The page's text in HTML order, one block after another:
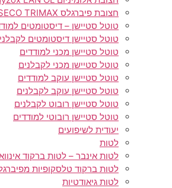
חצובת פיברגלס SECO TRIMAX
טוטל סטיישן – דיסטומטים
טוטל סטיישן דיסטומטים
טוטל סטיישן מכני למודדים
טוטל סטיישן מכני לקבלנים
טוטל סטיישן עוקב למודדים
טוטל סטיישן עוקב לקבלנים
טוטל סטיישן רובוט לקבלנים
טוטל סטיישן רובוטי למודדים
יעודית לשיפועים
לטות
לטות אינבר – לטות ברקוד
לטות ברקוד טלסקופיות
לטות גיאודטיות